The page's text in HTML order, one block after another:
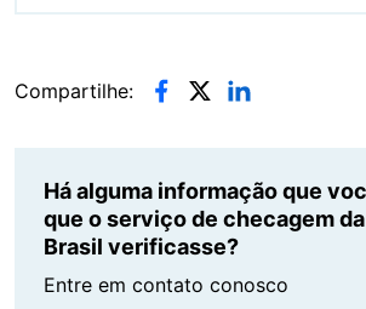
Compartilhe:
Há alguma informação que
que o serviço de checagem
Brasil verificasse?
Entre em contato conosco